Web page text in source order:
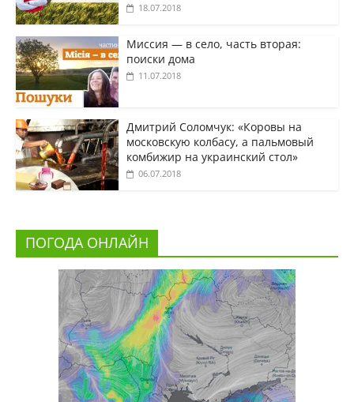
18.07.2018
Миссия — в село, часть вторая:
поиски дома
11.07.2018
Дмитрий Соломчук: «Коровы на
московскую колбасу, а пальмовый
комбижир на украинский стол»
06.07.2018
ПОГОДА ОНЛАЙН